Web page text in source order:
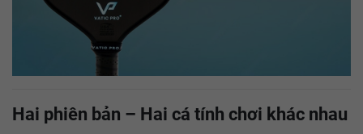
Hai phiên bản – Hai cá tính chơi khác nhau